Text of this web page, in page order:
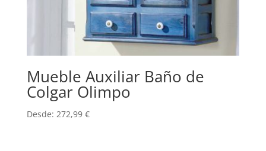
Mueble Auxiliar Baño de
Colgar Olimpo
Desde: 272,99 €